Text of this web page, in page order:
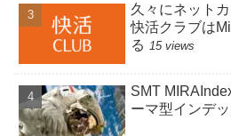
久々にネット
快活クラブは
る 15 views
SMT
ーマ型インデッ